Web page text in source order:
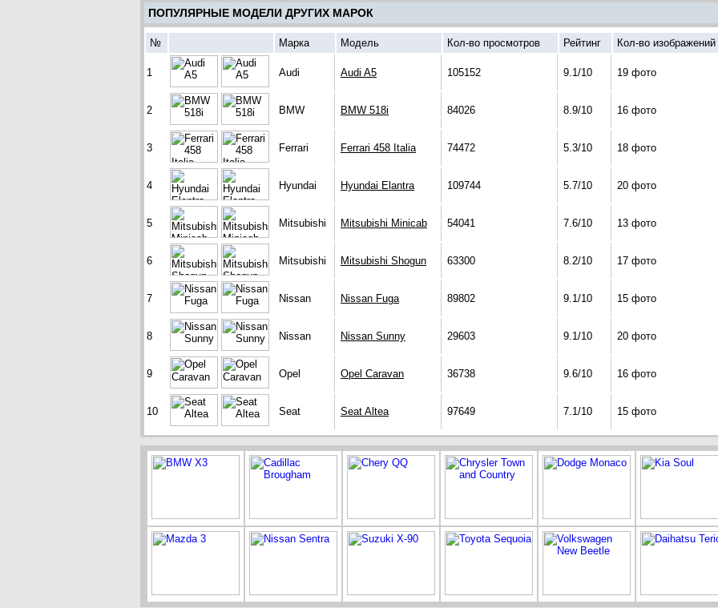
ПОПУЛЯРНЫЕ МОДЕЛИ ДРУГИХ МАРОК
№ Марка Модель Кол-во просмотров Рейтинг Кол-во изображений
1 Audi Audi A5 105152 9.1/10 19 фото
2 BMW BMW 518i 84026 8.9/10 16 фото
3 Ferrari Ferrari 458 Italia 74472 5.3/10 18 фото
4 Hyundai Hyundai Elantra 109744 5.7/10 20 фото
5 Mitsubishi Mitsubishi Minicab 54041 7.6/10 13 фото
6 Mitsubishi Mitsubishi Shogun 63300 8.2/10 17 фото
7 Nissan Nissan Fuga 89802 9.1/10 15 фото
8 Nissan Nissan Sunny 29603 9.1/10 20 фото
9 Opel Opel Caravan 36738 9.6/10 16 фото
10 Seat Seat Altea 97649 7.1/10 15 фото